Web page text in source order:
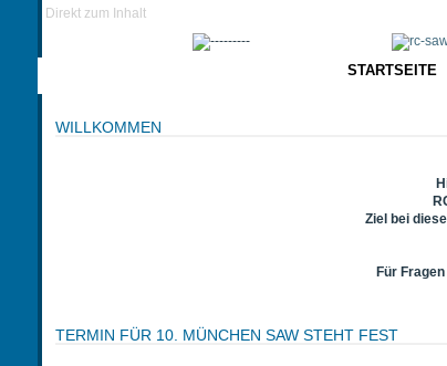
Direkt zum Inhalt
STARTSEITE
WILLKOMMEN
Ziel bei
Für
TERMIN FÜR 10. MÜNCHEN SAW STEHT FEST